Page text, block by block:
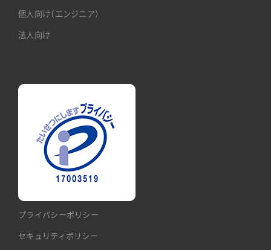
個人向け（エンジニア）
法人向け
プライバシーポリシー
セキュリティポリシー